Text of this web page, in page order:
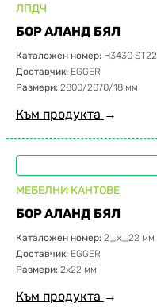
ЛПДЧ
БОР АЛАНД БЯЛ
Каталожен номер: H3430 ST22
Доставчик: EGGER
Размери: 2800/2070/18 мм
Към продукта →
МЕБЕЛНИ КАНТОВЕ
БОР АЛАНД БЯЛ
Каталожен номер: 2_x_22 мм
Доставчик: EGGER
Размери: 2х22 мм
Към продукта →